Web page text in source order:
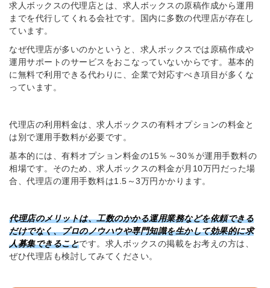
求人ボックスの代理店とは、求人ボックスの原稿作成から運用
までを代行してくれる会社です。国内に多数の代理店が存在し
ています。
なぜ代理店が多いのかというと、求人ボックスでは原稿作成や
運用サポートのサービスをおこなっていないからです。基本的
に無料で利用できる代わりに、企業で対応すべき項目が多くな
っています。
代理店の利用料金は、求人ボックスの有料オプションの料金と
は別で運用手数料が必要です。
基本的には、有料オプション料金の15％～30％が運用手数料の
相場です。そのため、求人ボックスの料金が月10万円だった場
合、代理店の運用手数料は1.5～3万円かかります。
代理店のメリットは、工数のかかる運用業務などを依頼できる
だけでなく、プロのノウハウや専門知識を生かして効果的に求
人募集できることです。求人ボックスの掲載をお考えの方は、
ぜひ代理店も検討してみてください。